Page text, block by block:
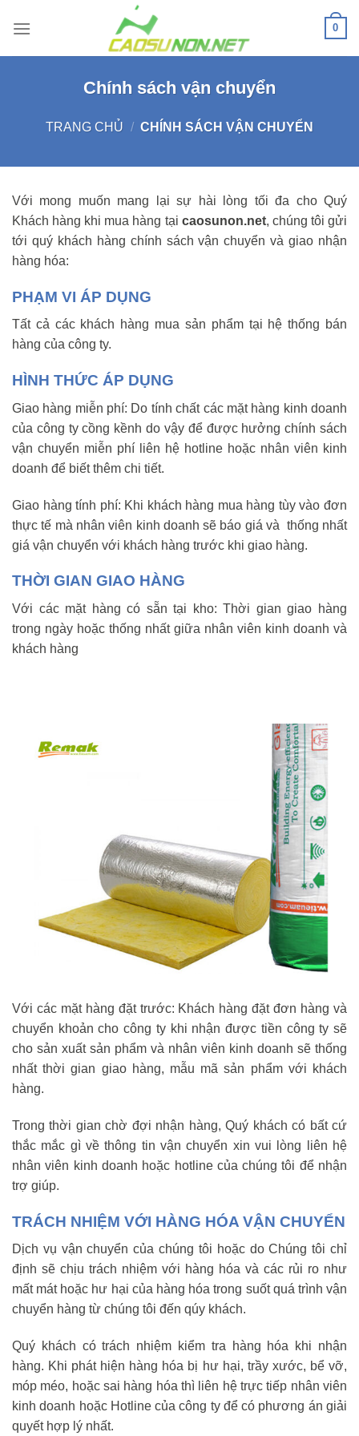
qua
0
Chính sách vận chuyển
TRANG CHỦ / CHÍNH SÁCH VẬN CHUYỂN
Với mong muốn mang lại sự hài lòng tối đa cho Quý
Khách hàng khi mua hàng tại caosunon.net, chúng tôi gửi
tới quý khách hàng chính sách vận chuyển và giao nhận
hàng hóa:
PHẠM VI ÁP DỤNG
Tất cả các khách hàng mua sản phẩm tại hệ thống bán
hàng của công ty.
HÌNH THỨC ÁP DỤNG
Giao hàng miễn phí: Do tính chất các mặt hàng kinh doanh
của công ty cồng kềnh do vậy để được hưởng chính sách
vận chuyển miễn phí liên hệ hotline hoặc nhân viên kinh
doanh để biết thêm chi tiết.
Giao hàng tính phí: Khi khách hàng mua hàng tùy vào đơn
thực tế mà nhân viên kinh doanh sẽ báo giá và thống nhất
giá vận chuyển với khách hàng trước khi giao hàng.
THỜI GIAN GIAO HÀNG
Với các mặt hàng có sẵn tại kho: Thời gian giao hàng
trong ngày hoặc thống nhất giữa nhân viên kinh doanh và
khách hàng
Với các mặt hàng đặt trước: Khách hàng đặt đơn hàng và
chuyển khoản cho công ty khi nhận được tiền công ty sẽ
cho sản xuất sản phẩm và nhân viên kinh doanh sẽ thống
nhất thời gian giao hàng, mẫu mã sản phẩm với khách
hàng.
Trong thời gian chờ đợi nhận hàng, Quý khách có bất cứ
thắc mắc gì về thông tin vận chuyển xin vui lòng liên hệ
nhân viên kinh doanh hoặc hotline của chúng tôi để nhận
trợ giúp.
TRÁCH NHIỆM VỚI HÀNG HÓA VẬN CHUYỂN
Dịch vụ vận chuyển của chúng tôi hoặc do Chúng tôi chỉ
định sẽ chịu trách nhiệm với hàng hóa và các rủi ro như
mất mát hoặc hư hại của hàng hóa trong suốt quá trình vận
chuyển hàng từ chúng tôi đến qúy khách.
Quý khách có trách nhiệm kiểm tra hàng hóa khi nhận
hàng. Khi phát hiện hàng hóa bị hư hại, trầy xước, bể vỡ,
móp méo, hoặc sai hàng hóa thì liên hệ trực tiếp nhân viên
kinh doanh hoặc Hotline của công ty để có phương án giải
quyết hợp lý nhất.